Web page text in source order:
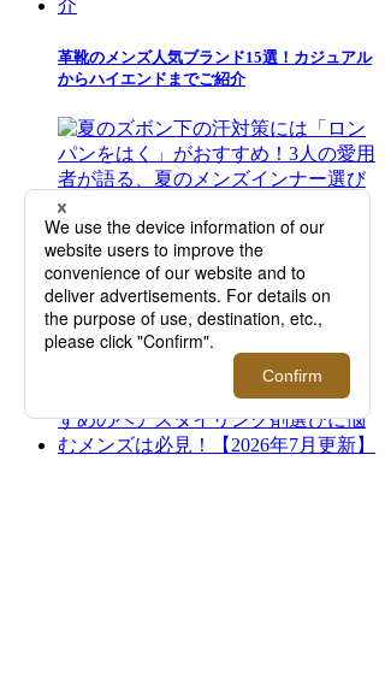
革靴のメンズ人気ブランド15選！カジュアル
からハイエンドまでご紹介
夏のズボン下の汗対策には「ロンパンをは
く」がおすすめ！3人の愛用者が語る、夏の
メンズインナー選びの正解とは？【2026年5
月更新】